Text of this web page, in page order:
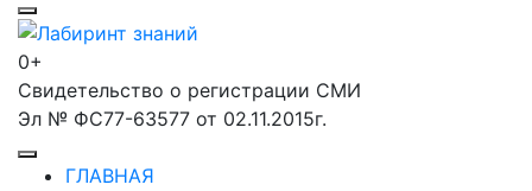
Лабиринт знаний
0+
Свидетельство о регистрации СМИ
Эл № ФС77-63577 от 02.11.2015г.
ГЛАВНАЯ